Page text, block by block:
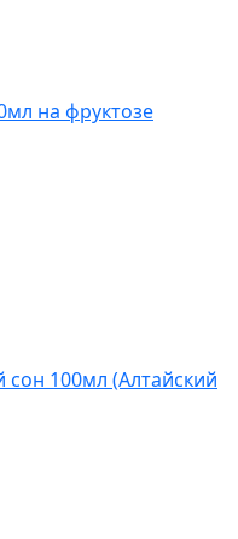
на фруктозе